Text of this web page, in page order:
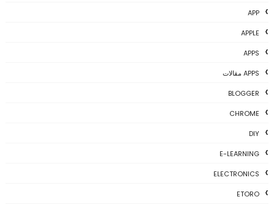
APP
APPLE
APPS
APPS مقالات
BLOGGER
CHROME
DIY
E-LEARNING
ELECTRONICS
ETORO